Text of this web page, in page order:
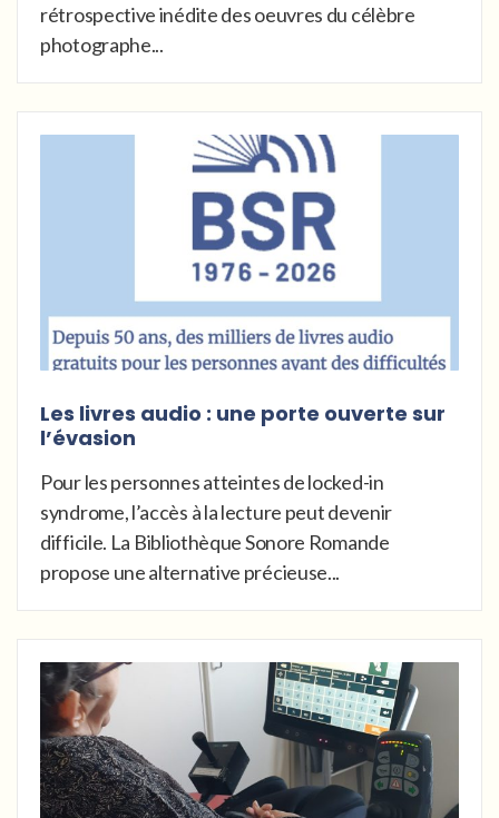
rétrospective inédite des oeuvres du célèbre
photographe...
Les livres audio : une porte ouverte sur
l’évasion
Pour les personnes atteintes de locked-in
syndrome, l’accès à la lecture peut devenir
difficile. La Bibliothèque Sonore Romande
propose une alternative précieuse...